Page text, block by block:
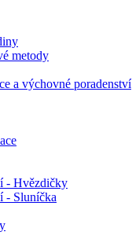
metody
a výchovné poradenství
- Hvězdičky
- Sluníčka